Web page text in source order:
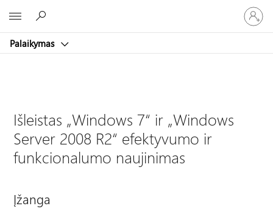
Palaikymas
prie
paskyros
Išleistas „Windows 7“ ir „Windows
Server 2008 R2“ efektyvumo ir
funkcionalumo naujinimas
Įžanga